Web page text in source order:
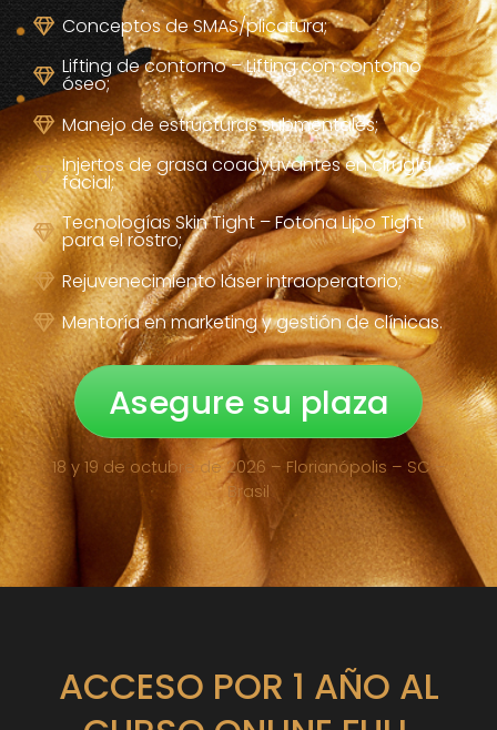
Conceptos de SMAS/plicatura;
Lifting de contorno – Lifting con contorno
óseo;
Manejo de estructuras submentales;
Injertos de grasa coadyuvantes en cirugía
facial;
Tecnologías Skin Tight – Fotona Lipo Tight
para el rostro;
Rejuvenecimiento láser intraoperatorio;
Mentoría en marketing y gestión de clínicas.
Asegure su plaza
18 y 19 de octubre de 2026 – Florianópolis – SC –
Brasil
ACCESO POR 1 AÑO AL